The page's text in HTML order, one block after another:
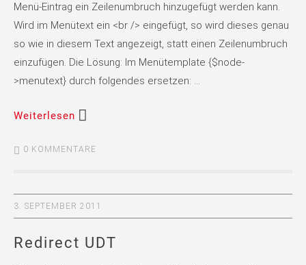
Menü-Eintrag ein Zeilenumbruch hinzugefügt werden kann.
Wird im Menütext ein <br /> eingefügt, so wird dieses genau
so wie in diesem Text angezeigt, statt einen Zeilenumbruch
einzufügen. Die Lösung: Im Menütemplate {$node-
>menutext} durch folgendes ersetzen: …
Weiterlesen
0 KOMMENTARE
3. SEPTEMBER 2011
Redirect UDT